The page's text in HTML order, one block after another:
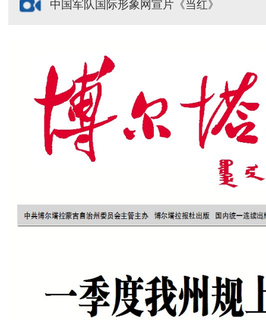
中国军队国际形象网宣片《当红》